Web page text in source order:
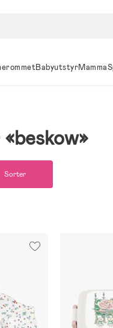
BabyutstyrMamma
beskow
Sorter